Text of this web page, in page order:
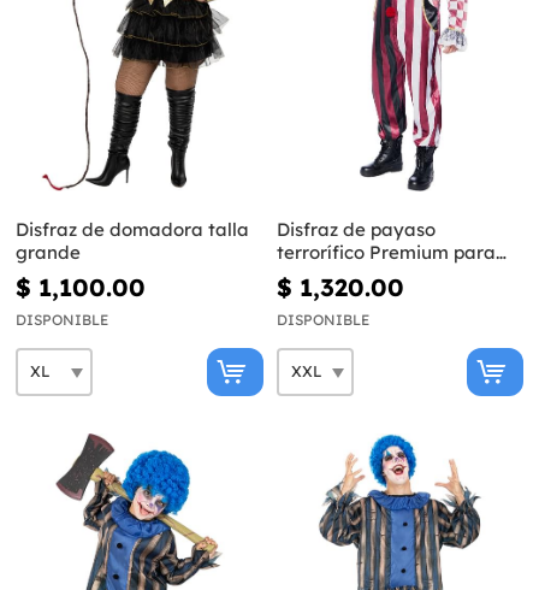
Disfraz de domadora talla
grande
$ 1,100.00
DISPONIBLE
Disfraz de payaso
terrorífico Premium para
hombre talla grande
$ 1,320.00
DISPONIBLE